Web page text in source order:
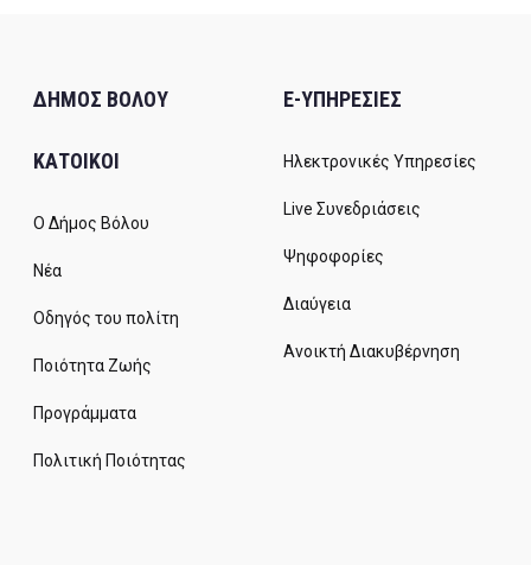
ΔΗΜΟΣ ΒΟΛΟΥ
ΚΑΤΟΙΚΟΙ
Ο Δήμος Βόλου
Νέα
Οδηγός του πολίτη
Ποιότητα Ζωής
Προγράμματα
Πολιτική Ποιότητας
E-ΥΠΗΡΕΣΙΕΣ
Ηλεκτρονικές Υπηρεσίες
Live Συνεδριάσεις
Ψηφοφορίες
Διαύγεια
Ανοικτή Διακυβέρνηση